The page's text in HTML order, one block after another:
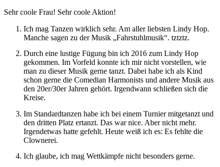
Sehr coole Frau! Sehr coole Aktion!
Ich mag Tanzen wirklich sehr. Am aller liebsten Lindy Hop.
Manche sagen zu der Musik „Fahrstuhlmusik“. tztztz.
Durch eine lustige Fügung bin ich 2016 zum Lindy Hop
gekommen. Im Vorfeld konnte ich mir nicht vorstellen, wie
man zu dieser Musik gerne tanzt. Dabei habe ich als Kind
schon gerne die Comedian Harmonists und andere Musik aus
den 20er/30er Jahren gehört. Irgendwann schließen sich die
Kreise.
Im Standardtanzen habe ich bei einem Turnier mitgetanzt und
den dritten Platz ertanzt. Das war nice. Aber nicht mehr.
Irgendetwas hatte gefehlt. Heute weiß ich es: Es fehlte die
Clownerei.
Ich glaube, ich mag Wettkämpfe nicht besonders gerne.